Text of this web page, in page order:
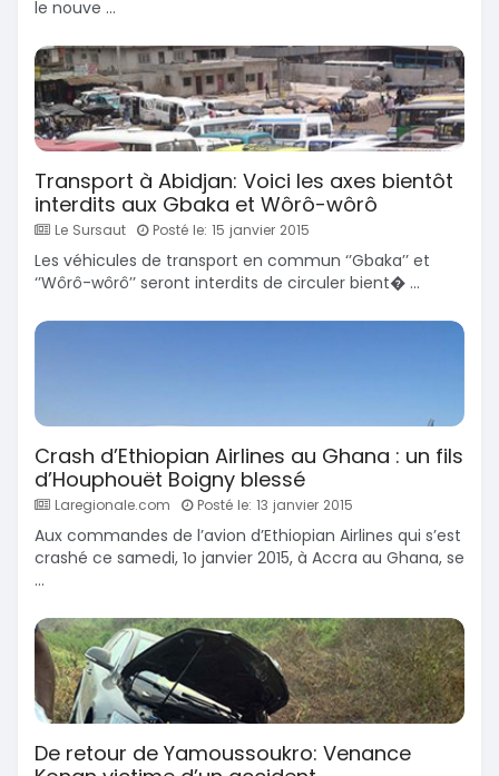
le nouve ...
Transport à Abidjan: Voici les axes bientôt
interdits aux Gbaka et Wôrô-wôrô
Le Sursaut Posté le: 15 janvier 2015
Les véhicules de transport en commun ‘’Gbaka’’ et
‘’Wôrô-wôrô’’ seront interdits de circuler bient� ...
Crash d’Ethiopian Airlines au Ghana : un fils
d’Houphouët Boigny blessé
Laregionale.com Posté le: 13 janvier 2015
Aux commandes de l’avion d’Ethiopian Airlines qui s’est
crashé ce samedi, 1o janvier 2015, à Accra au Ghana, se
...
De retour de Yamoussoukro: Venance